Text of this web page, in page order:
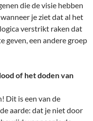
die de visie hebben
je ziet dat al het
verstrikt raken dat
geven, een andere groep
of het doden van
Dit is een van de
aarde: dat je niet door